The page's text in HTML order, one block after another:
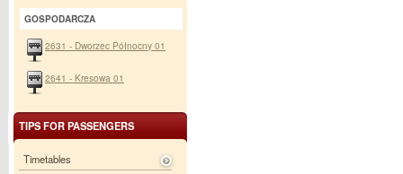
GOSPODARCZA
2631 - Dworzec Północny 01
2641 - Kresowa 01
TIPS FOR PASSENGERS
Timetables